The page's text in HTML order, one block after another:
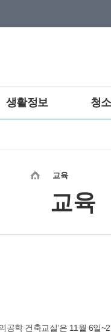
생활정보 청
교육
교육